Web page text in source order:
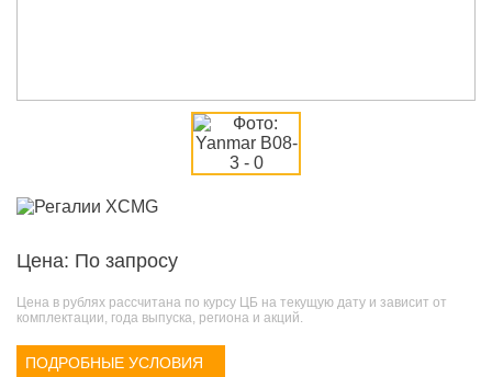
Цена: По запросу
Цена в рублях рассчитана по курсу ЦБ на текущую дату и зависит от
комплектации, года выпуска, региона и акций.
ПОДРОБНЫЕ УСЛОВИЯ